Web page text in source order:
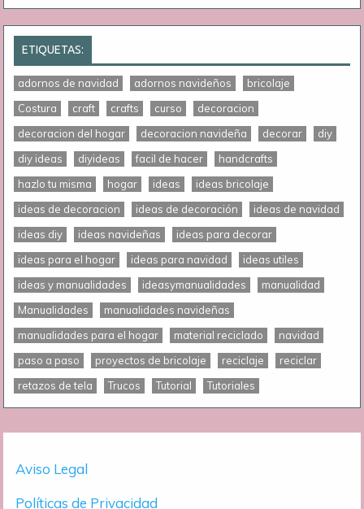
ETIQUETAS:
adornos de navidad adornos navideños
bricolaje
Costura
craft crafts curso
decoracion
decoracion del hogar
decoracion navideña decorar
diy
diy ideas
diyideas facil de hacer
handcrafts
hazlo tu misma
hogar ideas
ideas bricolaje
ideas de decoracion
ideas de decoración
ideas de navidad
ideas diy
ideas navideñas
ideas para decorar
ideas para el hogar
ideas para navidad
ideas utiles
ideas y manualidades
ideasymanualidades
manualidad
Manualidades
manualidades navideñas
manualidades para el hogar
material reciclado
navidad
paso a paso
proyectos de bricolaje reciclaje
reciclar
retazos de tela
Trucos Tutorial Tutoriales
Aviso Legal
Políticas de Privacidad